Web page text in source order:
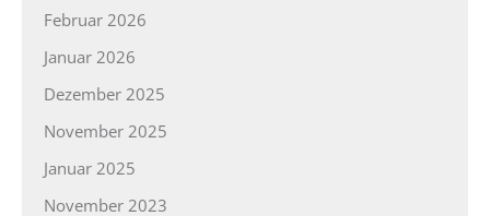
Februar 2026
Januar 2026
Dezember 2025
November 2025
Januar 2025
November 2023